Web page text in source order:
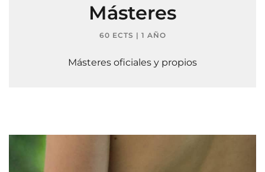
Másteres
60 ECTS | 1 AÑO
Másteres oficiales y propios